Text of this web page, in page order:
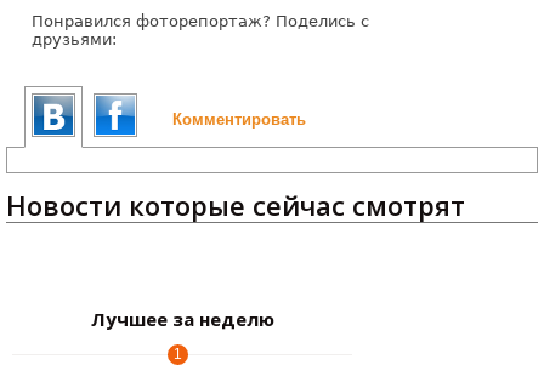
Понравился фоторепортаж? Поделись с
друзьями:
Комментировать
Новости которые сейчас смотрят
Лучшее за неделю
1